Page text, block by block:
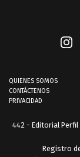
QUIENES SOMOS
CONTÁCTENOS
PRIVACIDAD
442 - Editorial Perfil
Registro